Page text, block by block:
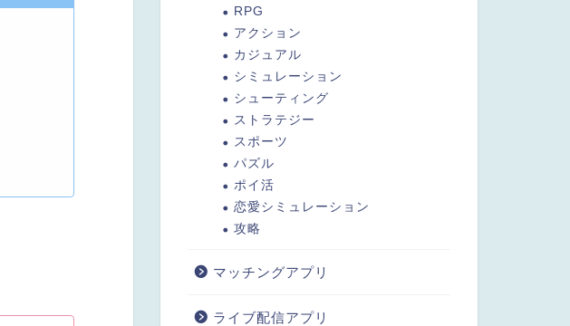
RPG
アクション
カジュアル
シミュレーション
シューティング
ストラテジー
スポーツ
パズル
ポイ活
恋愛シミュレーション
攻略
マッチングアプリ
ライブ配信アプリ